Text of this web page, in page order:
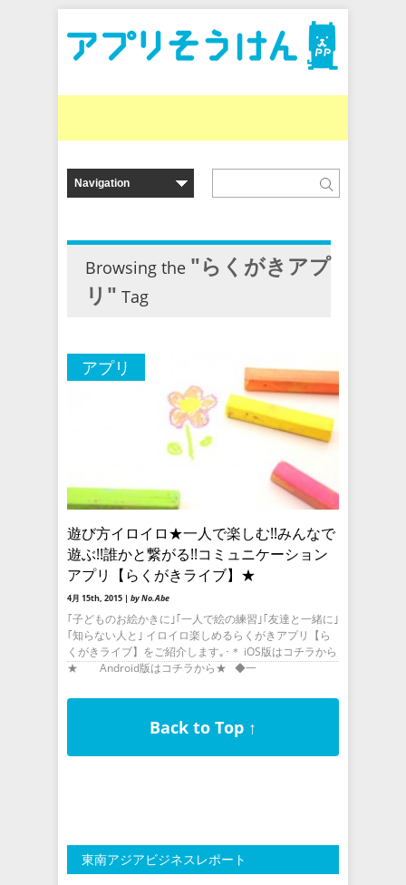
Browsing the "らくがきアプ
リ" Tag
アプリ
遊び方イロイロ★一人で楽しむ!!みんなで
遊ぶ!!誰かと繋がる!!コミュニケーション
アプリ【らくがきライブ】★
4月 15th, 2015 | by No.Abe
｢子どものお絵かきに｣｢一人で絵の練習｣｢友達と一緒に｣
｢知らない人と｣ イロイロ楽しめるらくがきアプリ【ら
くがきライブ】をご紹介します｡･＊ iOS版はコチラから
★ Android版はコチラから★ ◆一
Back to Top ↑
東南アジアビジネスレポート